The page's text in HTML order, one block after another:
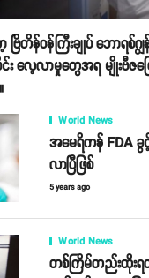
ြိတိန်ဝန်ကြီးချုပ် ဘောရ
င်း လေ့လာမှုတွေအရ မျိုးဗီ
World News
အမေရိကန် FDA
လာပြီဖြစ်
5 years ago
World News
တစ်ကြိမ်တည်းထိုးရ